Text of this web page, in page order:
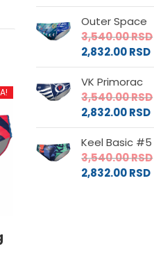
Outer Space
3,540.00RSD
2,832.00RSD
VK Primorac
3,540.00RSD
2,832.00RSD
Keel Basic #5
3,540.00RSD
2,832.00RSD